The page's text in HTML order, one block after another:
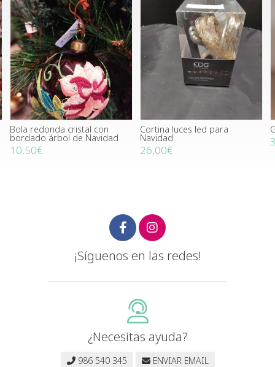
Bola redonda cristal con
bordado árbol de Navidad
10,50€
Cortina luces led para
Navidad
26,00€
¡Síguenos en las redes!
¿Necesitas ayuda?
986 540 345 ENVIAR EMAIL